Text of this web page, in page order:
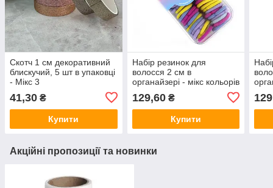
Скотч 1 см декоративний
блискучий, 5 шт в упаковці
- Мікс 3
41,30 ₴
Купити
Набір резинок для
волосся 2 см в
органайзері - мікс кольорів
129,60₴
Купити
Акційні пропозиції та новинки